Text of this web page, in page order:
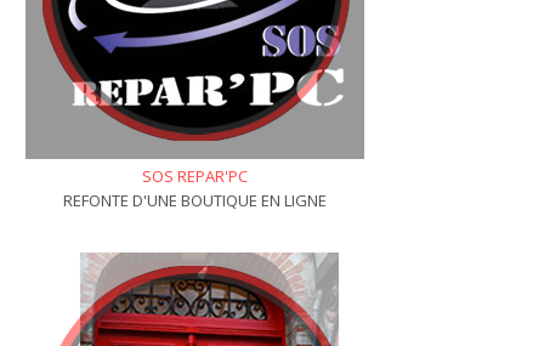
SOS REPAR'PC
REFONTE D'UNE BOUTIQUE EN LIGNE